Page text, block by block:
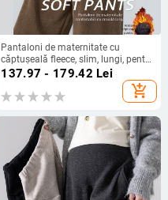
Pantaloni de maternitate cu
căptușeală fleece, slim, lungi, pentru
toamna-iarnă
137.97 - 179.42 Lei
add_shopping_cart